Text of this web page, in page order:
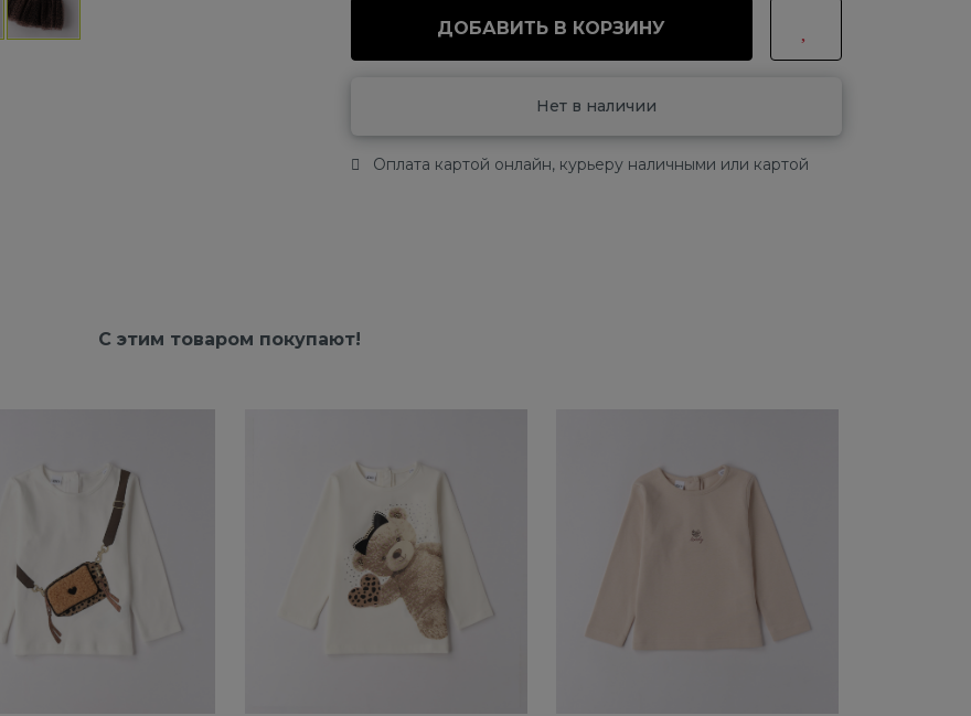
ДОБАВИТЬ В КОРЗИНУ
Нет в наличии
Оплата картой онлайн, курьеру наличными или картой
С этим товаром покупают!